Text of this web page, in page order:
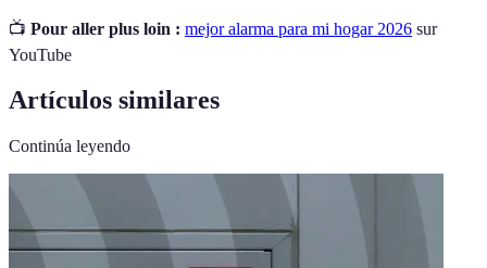
📺 Pour aller plus loin : mejor alarma para mi hogar 2026 sur
YouTube
Artículos similares
Continúa leyendo